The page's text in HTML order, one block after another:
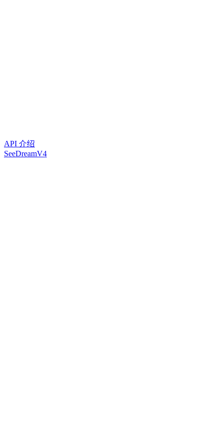
API 介绍
SeeDreamV4